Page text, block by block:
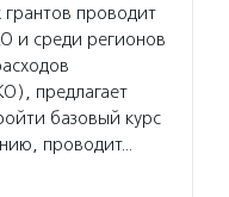
проводит
и среди регионов
предлагает
базовый курс
проводит…